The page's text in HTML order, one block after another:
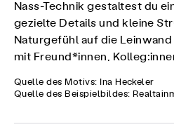
Nass-Technik gestaltest du
gezielte Details und kleine
Naturgefühl auf die
mit Freund*innen,
Quelle des Motivs: Ina Heckeler
Quelle des Beispielbildes: